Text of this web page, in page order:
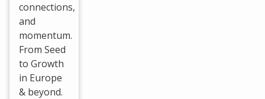
connections,
and
momentum.
From Seed
to Growth
in Europe
& beyond.